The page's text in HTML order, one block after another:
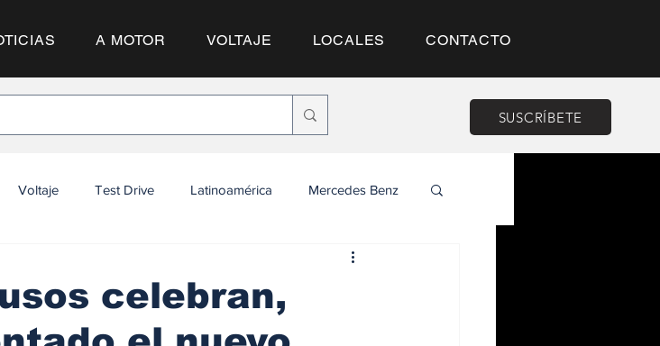
A MOTOR VOLTAJE LOCALES CONTACTO
SUSCRÍBETE
Voltaje Test Drive Latinoamérica Mercedes Benz
celebran,